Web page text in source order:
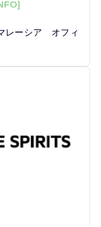
レーシア オフィ